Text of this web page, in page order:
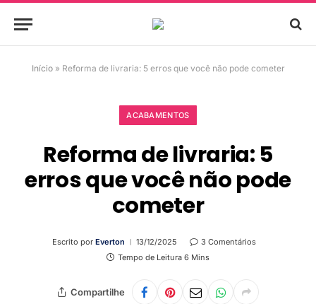
Início» Reforma de livraria: 5 erros que você não pode cometer
ACABAMENTOS
Reforma de livraria: 5
erros que você não pode
cometer
Escrito por Everton 13/12/2025
3 Comentários
Tempo de Leitura 6 Mins
Compartilhe